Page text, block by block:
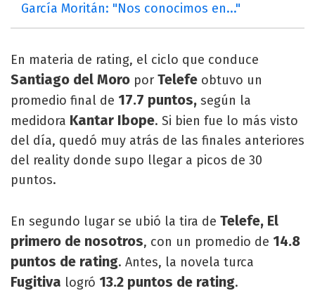
García Moritán: "Nos conocimos en..."
En materia de rating, el ciclo que conduce
Santiago del Moro por Telefe obtuvo un
promedio final de 17.7 puntos, según la
medidora Kantar Ibope. Si bien fue lo más visto
del día, quedó muy atrás de las finales anteriores
del reality donde supo llegar a picos de 30
puntos.
En segundo lugar se ubió la tira de Telefe, El
primero de nosotros, con un promedio de 14.8
puntos de rating. Antes, la novela turca
Fugitiva logró 13.2 puntos de rating.